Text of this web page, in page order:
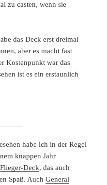
zu casten, wenn sie
das Deck erst dreimal
aber es macht fast
Kostenpunkt war das
ist es ein erstaunlich
habe ich in der Regel
knappen Jahr
Deck, das auch
Spaß. AuchGeneral